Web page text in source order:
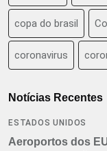
copa do brasil
coronavirus
Notícias Recentes
ESTADOS UNIDOS
Aeroportos dos